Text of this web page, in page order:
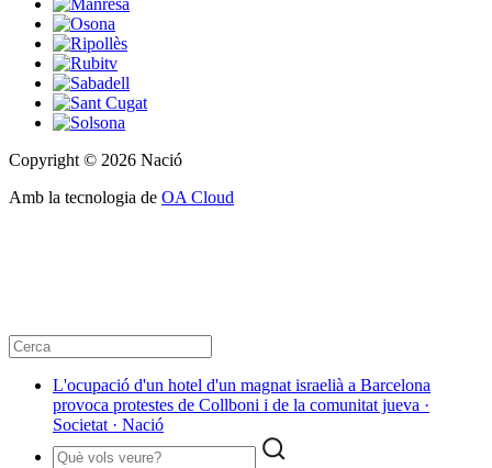
Copyright © 2026 Nació
Amb la tecnologia de OA Cloud
L'ocupació d'un hotel d'un magnat israelià a Barcelona
provoca protestes de Collboni i de la comunitat jueva ·
Societat · Nació